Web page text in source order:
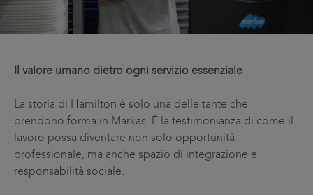
Il valore umano dietro ogni servizio essenziale
La storia di Hamilton è solo una delle tante che
prendono forma in Markas. È la testimonianza di come il
lavoro possa diventare non solo opportunità
professionale, ma anche spazio di integrazione e
responsabilità sociale.